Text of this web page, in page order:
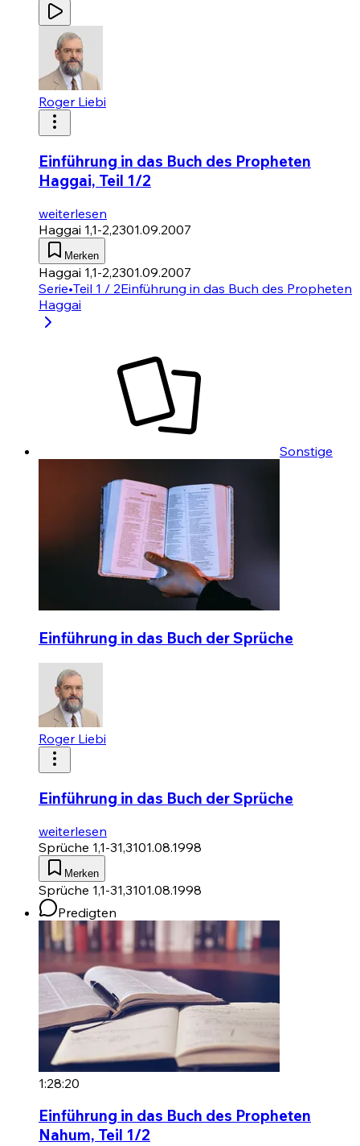
Roger Liebi
Einführung in das Buch des Propheten
Haggai, Teil 1/2
weiterlesen
Haggai 1,1-2,2301.09.2007
Merken
Haggai 1,1-2,2301.09.2007
Serie•Teil 1 / 2Einführung in das Buch des Propheten
Haggai
Sonstige
Einführung in das Buch der Sprüche
Roger Liebi
Einführung in das Buch der Sprüche
weiterlesen
Sprüche 1,1-31,3101.08.1998
Merken
Sprüche 1,1-31,3101.08.1998
Predigten
1:28:20
Einführung in das Buch des Propheten
Nahum, Teil 1/2